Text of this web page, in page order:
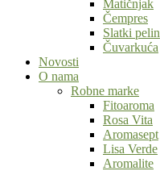
Matičnjak
Čempres
Slatki pelin
Čuvarkuća
Novosti
O nama
Robne marke
Fitoaroma
Rosa Vita
Aromasept
Lisa Verde
Aromalite